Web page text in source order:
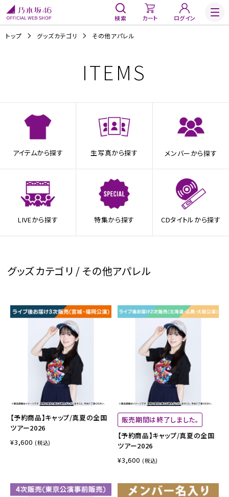
検索 カート ログイン
トップ グッズカテゴリ その他アパレル
ITEMS
アイテムから探す 生写真から探す メンバーから探す
LIVEから探す 特集から探す CDタイトルから探す
グッズカテゴリ / その他アパレル
【予約商品】キャップ/真夏の全国
ツアー2026
¥3,600 (税込)
販売期間は終了しました。
【予約商品】キャップ/真夏の全国
ツアー2026
¥3,600 (税込)